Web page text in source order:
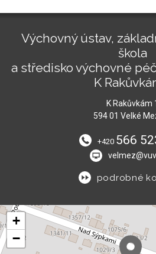
Výchovný ústav,
škola
a středisko výchovné
K
K Rakůvkám
594 01 Velké
+420 566
podrobné
+
−